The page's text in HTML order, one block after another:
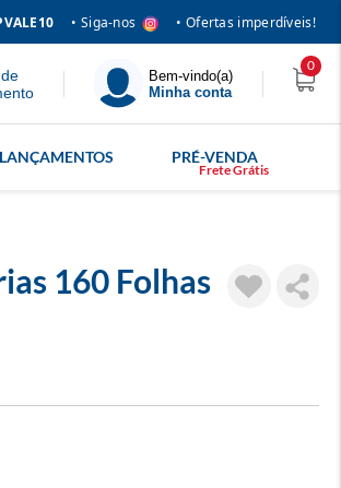
• Siga-nos • Ofertas imperdíveis!
Bem-vindo(a)
Minha conta
0
LANÇAMENTOS PRÉ-VENDA
160 Folhas